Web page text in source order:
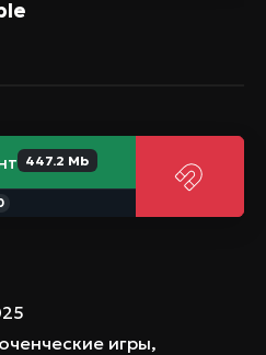
447.2 Mb
игры,